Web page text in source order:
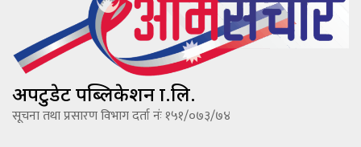
अपटुडेट पब्लिकेशन प्रा.लि.
सूचना तथा प्रसारण विभाग दर्ता नंः १५१/०७३/७४